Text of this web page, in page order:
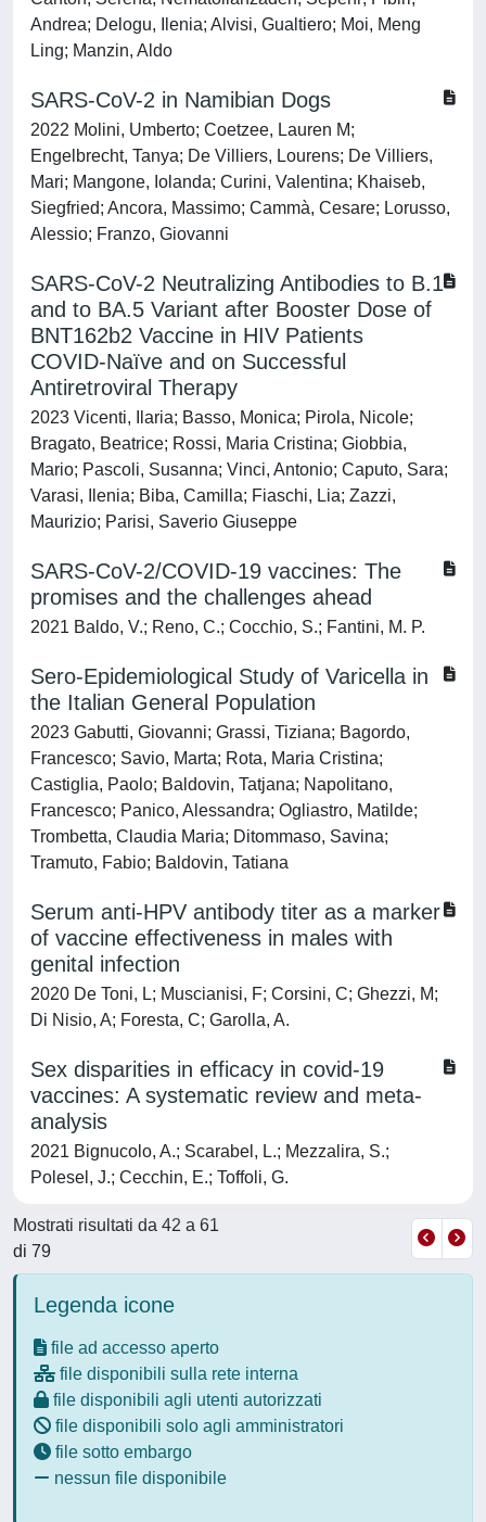
Andrea; Delogu, Ilenia; Alvisi, Gualtiero; Moi, Meng
Ling; Manzin, Aldo
SARS-CoV-2 in Namibian Dogs
2022 Molini, Umberto; Coetzee, Lauren M;
Engelbrecht, Tanya; De Villiers, Lourens; De Villiers,
Mari; Mangone, Iolanda; Curini, Valentina; Khaiseb,
Siegfried; Ancora, Massimo; Cammà, Cesare; Lorusso,
Alessio; Franzo, Giovanni
SARS-CoV-2 Neutralizing Antibodies to B.1
and to BA.5 Variant after Booster Dose of
BNT162b2 Vaccine in HIV Patients
COVID-Naïve and on Successful
Antiretroviral Therapy
2023 Vicenti, Ilaria; Basso, Monica; Pirola, Nicole;
Bragato, Beatrice; Rossi, Maria Cristina; Giobbia,
Mario; Pascoli, Susanna; Vinci, Antonio; Caputo, Sara;
Varasi, Ilenia; Biba, Camilla; Fiaschi, Lia; Zazzi,
Maurizio; Parisi, Saverio Giuseppe
SARS-CoV-2/COVID-19 vaccines: The
promises and the challenges ahead
2021 Baldo, V.; Reno, C.; Cocchio, S.; Fantini, M. P.
Sero-Epidemiological Study of Varicella in
the Italian General Population
2023 Gabutti, Giovanni; Grassi, Tiziana; Bagordo,
Francesco; Savio, Marta; Rota, Maria Cristina;
Castiglia, Paolo; Baldovin, Tatjana; Napolitano,
Francesco; Panico, Alessandra; Ogliastro, Matilde;
Trombetta, Claudia Maria; Ditommaso, Savina;
Tramuto, Fabio; Baldovin, Tatiana
Serum anti-HPV antibody titer as a marker
of vaccine effectiveness in males with
genital infection
2020 De Toni, L; Muscianisi, F; Corsini, C; Ghezzi, M;
Di Nisio, A; Foresta, C; Garolla, A.
Sex disparities in efficacy in covid-19
vaccines: A systematic review and meta-
analysis
2021 Bignucolo, A.; Scarabel, L.; Mezzalira, S.;
Polesel, J.; Cecchin, E.; Toffoli, G.
Mostrati risultati da 42 a 61
di 79
Legenda icone
file ad accesso aperto
file disponibili sulla rete interna
file disponibili agli utenti autorizzati
file disponibili solo agli amministratori
file sotto embargo
nessun file disponibile